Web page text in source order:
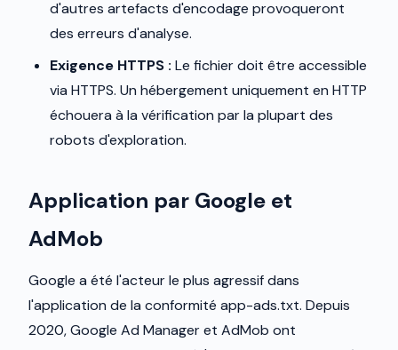
d'autres artefacts d'encodage provoqueront
des erreurs d'analyse.
Exigence HTTPS : Le fichier doit être accessible
via HTTPS. Un hébergement uniquement en HTTP
échouera à la vérification par la plupart des
robots d'exploration.
Application par Google et
AdMob
Google a été l'acteur le plus agressif dans
l'application de la conformité app-ads.txt. Depuis
2020, Google Ad Manager et AdMob ont